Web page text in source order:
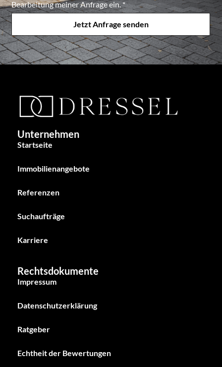
Bearbeitung meiner Anfrage ein.*
Jetzt Anfrage senden
Unternehmen
Startseite
Immobilienangebote
Referenzen
Suchaufträge
Karriere
Rechtsdokumente
Impressum
Datenschutzerklärung
Ratgeber
Echtheit der Bewertungen